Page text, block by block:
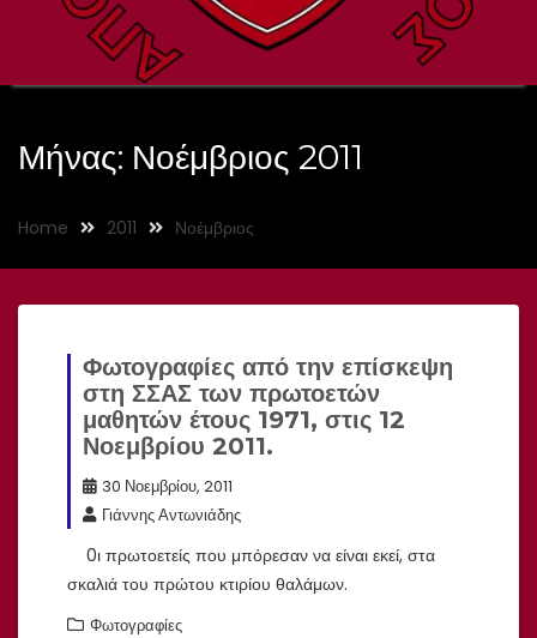
Μήνας: Νοέμβριος 2011
Home 2011 Νοέμβριος
Φωτογραφίες από την επίσκεψη
στη ΣΣΑΣ των πρωτοετών
μαθητών έτους 1971, στις 12
Νοεμβρίου 2011.
30 Νοεμβρίου, 2011
Γιάννης Αντωνιάδης
0ι πρωτοετείς που μπόρεσαν να είναι εκεί, στα
σκαλιά του πρώτου κτιρίου θαλάμων.
Φωτογραφίες